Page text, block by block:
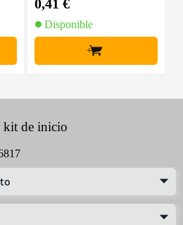
0,41 €
Disponible
+
de inicio